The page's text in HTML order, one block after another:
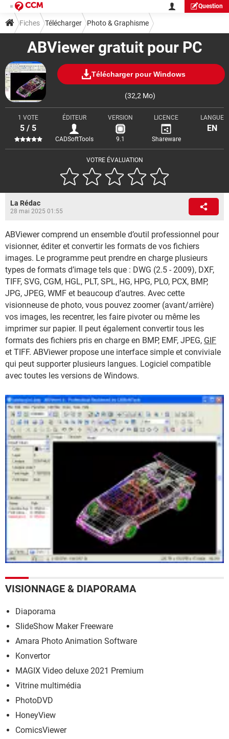
Question
ABViewer gratuit pour PC
Télécharger pour Windows
(32,2 Mo)
VOTRE ÉVALUATION
1 VOTE
5 / 5
ÉDITEUR
CADSoftTools
VERSION
9.1
LICENCE
Shareware
LANGUE
EN
Fiches Télécharger Photo & Graphisme
Visionnage & Diaporama
La Rédac
28 mai 2025 01:55
ABViewer comprend un ensemble d’outil professionnel pour
visionner, éditer et convertir les formats de vos fichiers
images. Le programme peut prendre en charge plusieurs
types de formats d’image tels que : DWG (2.5 - 2009), DXF,
TIFF, SVG, CGM, HGL, PLT, SPL, HG, HPG, PLO, PCX, BMP,
JPG, JPEG, WMF et beaucoup d’autres. Avec cette
visionneuse de photo, vous pouvez zoomer (avant/arrière)
vos images, les recentrer, les faire pivoter ou même les
imprimer sur papier. Il peut également convertir tous les
formats des fichiers pris en charge en BMP, EMF, JPEG, GIF
et TIFF. ABViewer propose une interface simple et conviviale
qui peut supporter plusieurs langues. Logiciel compatible
avec toutes les versions de Windows.
VISIONNAGE & DIAPORAMA
Diaporama
SlideShow Maker Freeware
Amara Photo Animation Software
Konvertor
MAGIX Video deluxe 2021 Premium
Vitrine multimédia
PhotoDVD
HoneyView
ComicsViewer